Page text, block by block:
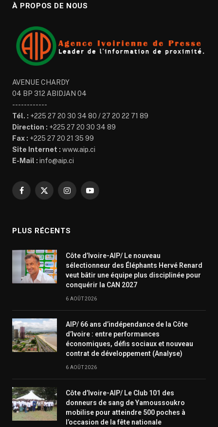
À PROPOS DE NOUS
AVENUE CHARDY
04 BP 312 ABIDJAN 04
------------
Tél. : +225 27 20 30 34 80 / 27 20 22 71 89
Direction : +225 27 20 30 34 89
Fax : +225 27 20 21 35 99
Site Internet : www.aip.ci
E-Mail : info@aip.ci
Facebook
X
InstagramYouTube
PLUS RÉCENTS
Côte d’Ivoire-AIP/ Le nouveau
sélectionneur des Éléphants Hervé Renard
veut bâtir une équipe plus disciplinée pour
conquérir la CAN 2027
6 AOÛT 2026
AIP/ 66 ans d’indépendance de la Côte
d’Ivoire : entre performances
économiques, défis sociaux et nouveau
contrat de développement (Analyse)
6 AOÛT 2026
Côte d’Ivoire-AIP/ Le Club 101 des
donneurs de sang de Yamoussoukro
mobilise pour atteindre 500 poches à
l’occasion de la fête nationale